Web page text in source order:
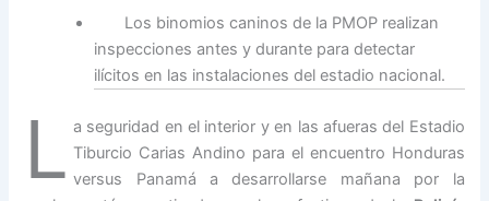
Los binomios caninos de la PMOP realizan
inspecciones antes y durante para detectar
ilícitos en las instalaciones del estadio nacional.
L a seguridad en el interior y en las afueras del Estadio
Tiburcio Carias Andino para el encuentro Honduras
versus Panamá a desarrollarse mañana por la